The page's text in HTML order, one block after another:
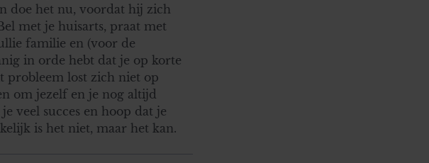
doe het nu, voordat hij zich
met je huisarts, praat met
familie en (voor de
in orde hebt dat je op korte
lost zich niet op
om jezelf en je nog altijd
veel succes en hoop dat je
is het niet, maar het kan.